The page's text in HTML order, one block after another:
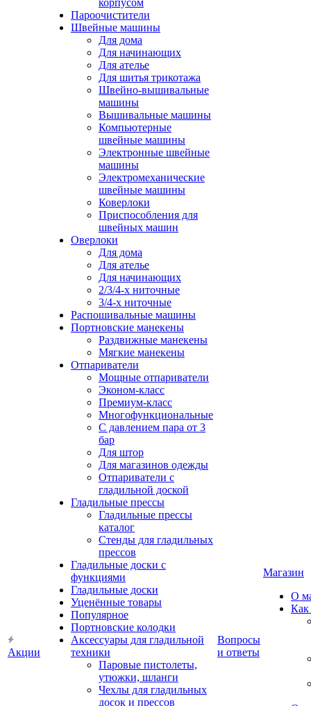
Акции
корпусом
Пароочистители
Швейные машины
Для дома
Для начинающих
Для ателье
Для шитья трикотажа
Швейно-вышивальные
машины
Вышивальные машины
Компьютерные
швейные машины
Электронные швейные
машины
Электромеханические
швейные машины
Коверлоки
Приспособления для
швейных машин
Оверлоки
Для дома
Для ателье
Для начинающих
2/3/4-х ниточные
3/4-х ниточные
Распошивальные машины
Портновские манекены
Раздвижные манекены
Мягкие манекены
Отпариватели
Мощные отпариватели
Эконом-класс
Премиум-класс
Многофункциональные
С давлением пара от 3
бар
Для штор
Для магазинов одежды
Отпариватели с
гладильной доской
Гладильные прессы
Гладильные прессы
каталог
Стенды для гладильных
прессов
Гладильные доски с
функциями
Гладильные доски
Уценённые товары
Популярное
Портновские колодки
Аксессуары для гладильной
техники
Паровые пистолеты,
утюжки, шланги
Чехлы для гладильных
досок и прессов
Вопросы
и ответы
Магазин
О
Как